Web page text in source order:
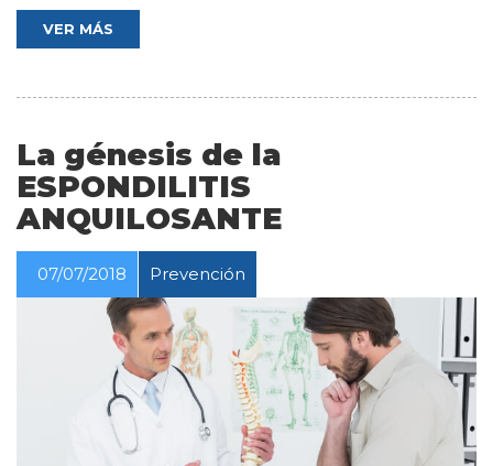
VER MÁS
La génesis de la
ESPONDILITIS
ANQUILOSANTE
07/07/2018 Prevención